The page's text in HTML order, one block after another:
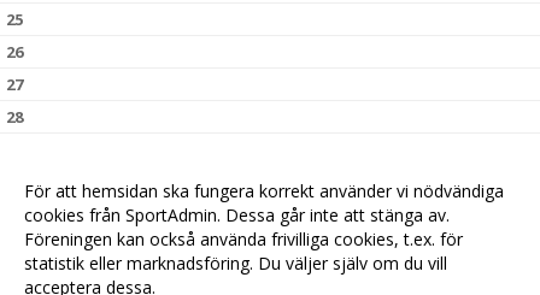
25
26
27
28
För att hemsidan ska fungera korrekt använder vi nödvändiga
cookies från SportAdmin. Dessa går inte att stänga av.
Föreningen kan också använda frivilliga cookies, t.ex. för
statistik eller marknadsföring. Du väljer själv om du vill
acceptera dessa.